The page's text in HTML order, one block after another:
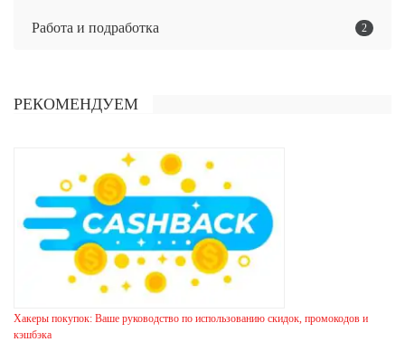
Работа и подработка 2
РЕКОМЕНДУЕМ
Хакеры покупок: Ваше руководство по использованию скидок, промокодов и
кэшбэка